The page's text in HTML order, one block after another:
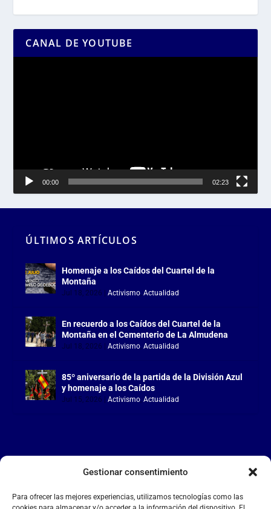
Gestionar consentimiento
Para ofrecer las mejores experiencias, utilizamos tecnologías como las
CANAL DE YOUTUBE
00:00 02:23
ÚLTIMOS ARTÍCULOS
Homenaje a los Caídos del Cuartel de la
Montaña
Jul 18, 2026 |Activismo,Actualidad
En recuerdo a los Caídos del Cuartel de la
Montaña en el Cementerio de La Almudena
Jul 18, 2026 |Activismo,Actualidad
85º aniversario de la partida de la División Azul
y homenaje a los Caídos
Jul 15, 2026 |Activismo,Actualidad
LA FALANGE
Reproductor